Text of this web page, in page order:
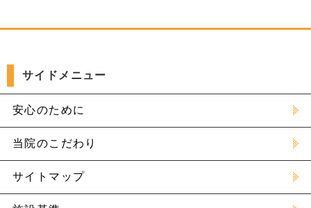
サイドメニュー
安心のために
当院のこだわり
サイトマップ